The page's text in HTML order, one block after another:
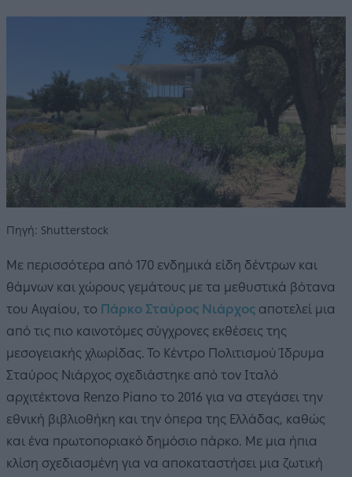
Πηγή: Shutterstock
Με περισσότερα από 170 ενδημικά είδη δέντρων και
θάμνων και χώρους γεμάτους με τα μεθυστικά βότανα
του Αιγαίου, το Πάρκο Σταύρος Νιάρχος αποτελεί μια
από τις πιο καινοτόμες σύγχρονες εκθέσεις της
μεσογειακής χλωρίδας. Το Κέντρο Πολιτισμού Ίδρυμα
Σταύρος Νιάρχος σχεδιάστηκε από τον Ιταλό
αρχιτέκτονα Renzo Piano το 2016 για να στεγάσει την
εθνική βιβλιοθήκη και την όπερα της Ελλάδας, καθώς
και ένα πρωτοποριακό δημόσιο πάρκο. Με μια ήπια
κλίση σχεδιασμένη για να αποκαταστήσει μια ζωτική